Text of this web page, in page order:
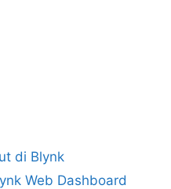
di Blynk
Web Dashboard